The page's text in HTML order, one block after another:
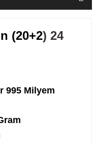
(20+2) 24
995 Milyem